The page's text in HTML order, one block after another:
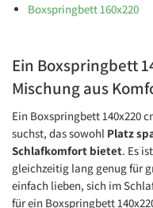
Boxspringbett 160x220
Ein Boxspringbett
Mischung aus
Ein Boxspringbett 140x220
suchst, das sowohl Platz
Schlafkomfort bietet. Es
gleichzeitig lang genug für
einfach lieben, sich im
für ein Boxspringbett